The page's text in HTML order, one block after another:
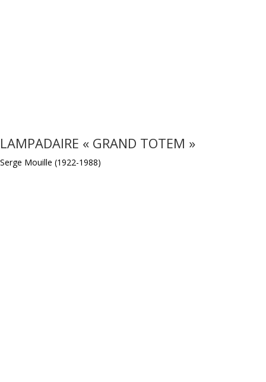
LAMPADAIRE « GRAND TOTEM »
Serge Mouille (1922-1988)